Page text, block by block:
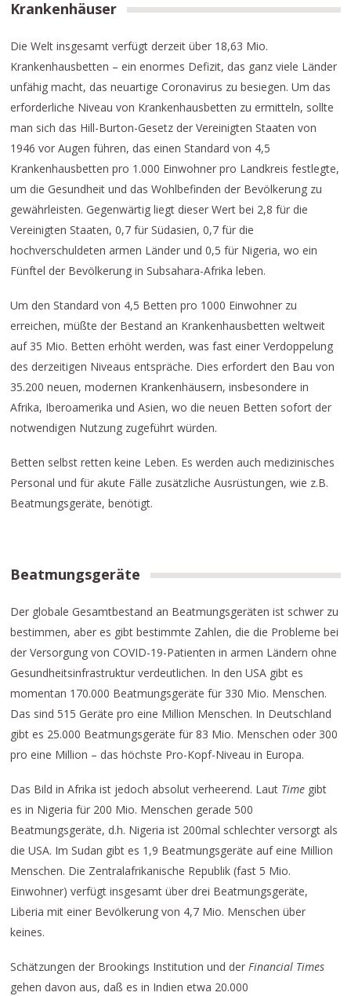
Krankenhäuser
Die Welt insgesamt verfügt derzeit über 18,63 Mio.
Krankenhausbetten – ein enormes Defizit, das ganz viele Länder
unfähig macht, das neuartige Coronavirus zu besiegen. Um das
erforderliche Niveau von Krankenhausbetten zu ermitteln, sollte
man sich das Hill-Burton-Gesetz der Vereinigten Staaten von
1946 vor Augen führen, das einen Standard von 4,5
Krankenhausbetten pro 1.000 Einwohner pro Landkreis festlegte,
um die Gesundheit und das Wohlbefinden der Bevölkerung zu
gewährleisten. Gegenwärtig liegt dieser Wert bei 2,8 für die
Vereinigten Staaten, 0,7 für Südasien, 0,7 für die
hochverschuldeten armen Länder und 0,5 für Nigeria, wo ein
Fünftel der Bevölkerung in Subsahara-Afrika leben.
Um den Standard von 4,5 Betten pro 1000 Einwohner zu
erreichen, müßte der Bestand an Krankenhausbetten weltweit
auf 35 Mio. Betten erhöht werden, was fast einer Verdoppelung
des derzeitigen Niveaus entspräche. Dies erfordert den Bau von
35.200 neuen, modernen Krankenhäusern, insbesondere in
Afrika, Iberoamerika und Asien, wo die neuen Betten sofort der
notwendigen Nutzung zugeführt würden.
Betten selbst retten keine Leben. Es werden auch medizinisches
Personal und für akute Fälle zusätzliche Ausrüstungen, wie z.B.
Beatmungsgeräte, benötigt.
Beatmungsgeräte
Der globale Gesamtbestand an Beatmungsgeräten ist schwer zu
bestimmen, aber es gibt bestimmte Zahlen, die die Probleme bei
der Versorgung von COVID-19-Patienten in armen Ländern ohne
Gesundheitsinfrastruktur verdeutlichen. In den USA gibt es
momentan 170.000 Beatmungsgeräte für 330 Mio. Menschen.
Das sind 515 Geräte pro eine Million Menschen. In Deutschland
gibt es 25.000 Beatmungsgeräte für 83 Mio. Menschen oder 300
pro eine Million – das höchste Pro-Kopf-Niveau in Europa.
Das Bild in Afrika ist jedoch absolut verheerend. Laut Time gibt
es in Nigeria für 200 Mio. Menschen gerade 500
Beatmungsgeräte, d.h. Nigeria ist 200mal schlechter versorgt als
die USA. Im Sudan gibt es 1,9 Beatmungsgeräte auf eine Million
Menschen. Die Zentralafrikanische Republik (fast 5 Mio.
Einwohner) verfügt insgesamt über drei Beatmungsgeräte,
Liberia mit einer Bevölkerung von 4,7 Mio. Menschen über
keines.
Schätzungen der Brookings Institution und derFinancial Times
gehen davon aus, daß es in Indien etwa 20.000